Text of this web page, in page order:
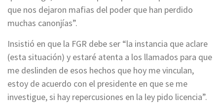
que nos dejaron mafias del poder que han perdido
muchas canonjías”.
Insistió en que la FGR debe ser “la instancia que aclare
(esta situación) y estaré atenta a los llamados para que
me deslinden de esos hechos que hoy me vinculan,
estoy de acuerdo con el presidente en que se me
investigue, si hay repercusiones en la ley pido licencia”.